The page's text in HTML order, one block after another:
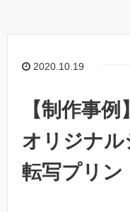
2020.10.19
【制作事
オリジナ
転写プリン